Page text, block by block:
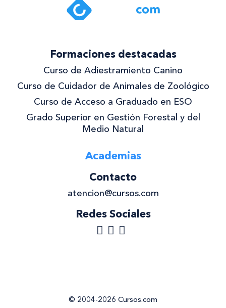
Formaciones destacadas
Curso de Adiestramiento Canino
Curso de Cuidador de Animales de Zoológico
Curso de Acceso a Graduado en ESO
Grado Superior en Gestión Forestal y del
Medio Natural
Academias
Contacto
atencion@cursos.com
Redes Sociales
© 2004-2026 Cursos.com